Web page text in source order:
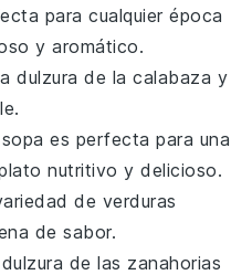
para cualquier época
y aromático.
dulzura de la calabaza y
es perfecta para una
nutritivo y delicioso.
de verduras
de sabor.
de las zanahorias